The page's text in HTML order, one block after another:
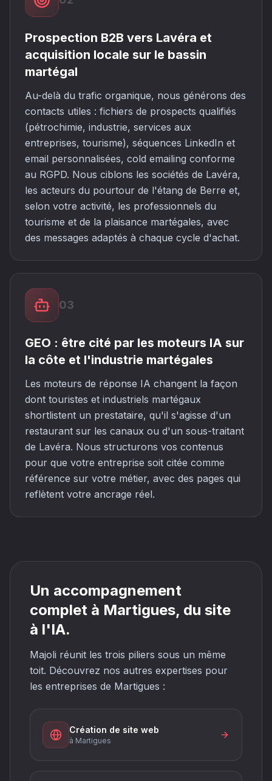
Prospection B2B vers Lavéra et
acquisition locale sur le bassin
martégal
Au-delà du trafic organique, nous générons des
contacts utiles : fichiers de prospects qualifiés
(pétrochimie, industrie, services aux
entreprises, tourisme), séquences LinkedIn et
email personnalisées, cold emailing conforme
au RGPD. Nous ciblons les sociétés de Lavéra,
les acteurs du pourtour de l'étang de Berre et,
selon votre activité, les professionnels du
tourisme et de la plaisance martégales, avec
des messages adaptés à chaque cycle d'achat.
03
GEO : être cité par les moteurs IA sur
la côte et l'industrie martégales
Les moteurs de réponse IA changent la façon
dont touristes et industriels martégaux
shortlistent un prestataire, qu'il s'agisse d'un
restaurant sur les canaux ou d'un sous-traitant
de Lavéra. Nous structurons vos contenus
pour que votre entreprise soit citée comme
référence sur votre métier, avec des pages qui
reflètent votre ancrage réel.
Un accompagnement
complet à Martigues, du site
à l'IA.
Majoli réunit les trois piliers sous un même
toit. Découvrez nos autres expertises pour
les entreprises de Martigues :
Création de site web
à Martigues